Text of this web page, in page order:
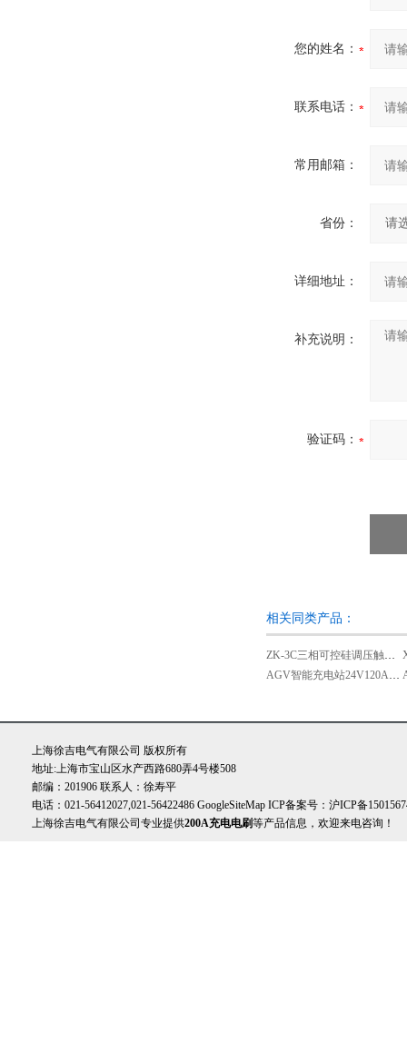
您的姓名：
联系电话：
常用邮箱：
省份：
详细地址：
补充说明：
验证码：
相关同类产品：
上海徐吉电气有限公司 版权所有
地址:上海市宝山区水产西路680弄4号楼508
邮编：201906 联系人：徐寿平
电话：021-56412027,021-56422486 GoogleSiteMap ICP备案号： 沪ICP备
上海徐吉电气有限公司专业提供200A充电电刷等产品信息，欢迎来电咨询！